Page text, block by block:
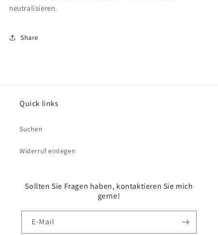
neutralisieren.
Share
Quick links
Suchen
Widerruf einlegen
Sollten Sie Fragen haben, kontaktieren Sie mich
gerne!
E-Mail